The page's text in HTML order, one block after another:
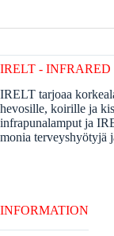
IRELT -
IRELT tarjoaa
hevosille, koirille ja
infrapunalamput ja
monia terveyshyötyjä
INFORMATION